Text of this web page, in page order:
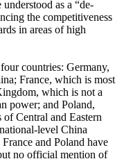
as a “de-
the competitiveness
in areas of high
countries: Germany,
France, which is most
which is not a
power; and Poland,
of Central and Eastern
level China
and Poland have
no official mention of